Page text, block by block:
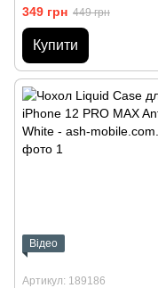
349 грн 449 грн
Купити
Відео
Артикул: 189186